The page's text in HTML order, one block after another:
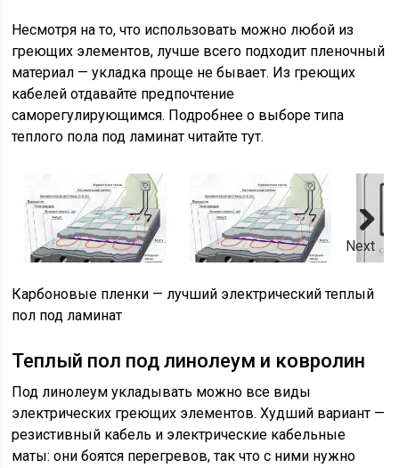
Несмотря на то, что использовать можно любой из
греющих элементов, лучше всего подходит пленочный
материал — укладка проще не бывает. Из греющих
кабелей отдавайте предпочтение
саморегулирующимся. Подробнее о выборе типа
теплого пола под ламинат читайте тут.
Next
Карбоновые пленки — лучший электрический теплый
пол под ламинат
Теплый пол под линолеум и ковролин
Под линолеум укладывать можно все виды
электрических греющих элементов. Худший вариант —
резистивный кабель и электрические кабельные
маты: они боятся перегревов, так что с ними нужно